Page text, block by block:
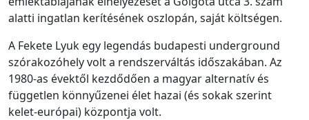
alatti ingatlan kerítésének oszlopán, saját költségen.
A Fekete Lyuk egy legendás budapesti underground
szórakozóhely volt a rendszerváltás időszakában. Az
1980-as évektől kezdődően a magyar alternatív és
független könnyűzenei élet hazai (és sokak szerint
kelet-európai) központja volt.